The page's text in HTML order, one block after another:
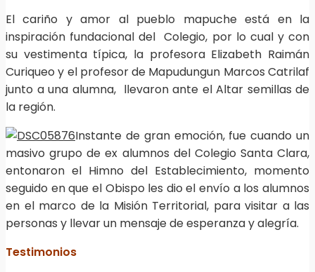
El cariño y amor al pueblo mapuche está en la
inspiración fundacional del Colegio, por lo cual y con
su vestimenta típica, la profesora Elizabeth Raimán
Curiqueo y el profesor de Mapudungun Marcos Catrilaf
junto a una alumna, llevaron ante el Altar semillas de
la región.
Instante de gran emoción, fue cuando un
masivo grupo de ex alumnos del Colegio Santa Clara,
entonaron el Himno del Establecimiento, momento
seguido en que el Obispo les dio el envío a los alumnos
en el marco de la Misión Territorial, para visitar a las
personas y llevar un mensaje de esperanza y alegría.
Testimonios